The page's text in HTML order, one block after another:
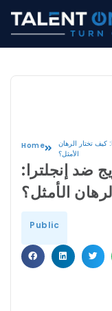
Home
كيف تختار الرهان
الأمثل؟
ضد إنجلترا:
الأمثل؟
Public